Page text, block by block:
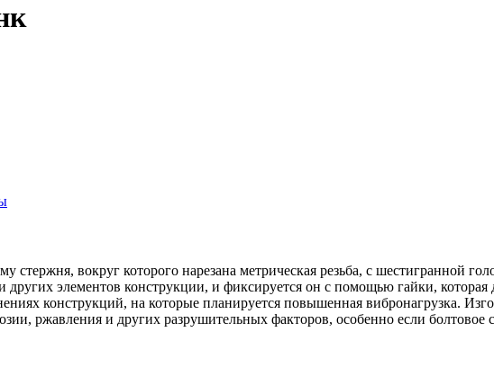
вокруг которого нарезана метрическая резьба, с шестигранной
других элементов конструкции, и фиксируется он с помощью гайки,
конструкций, на которые планируется повышенная вибронагрузка.
ржавления и других разрушительных факторов, особенно если болтовое